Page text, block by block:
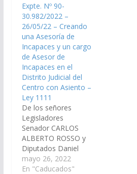
en la ciudad de General
Güemes;
Departamento
homónimo
asignándole…
Expte. Nº 90-
30.982/2022 –
26/05/22 – Creando
una Asesoría de
Incapaces y un cargo
de Asesor de
Incapaces en el
Distrito Judicial del
Centro con Asiento –
Ley 1111
De los señores
Legisladores
Senador CARLOS
ALBERTO ROSSO y
Diputados Daniel
Segura y German Rallé,
creando una Asesoría
mayo 26, 2022
En "Caducados"